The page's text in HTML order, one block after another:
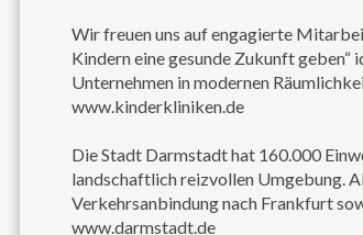
Wir freuen uns auf engagierte
Kindern eine gesunde Zukunft
Unternehmen in modernen
www.kinderkliniken.de
Die Stadt Darmstadt hat 160.000
landschaftlich reizvollen Umgebung.
Verkehrsanbindung nach Frankfurt
www.darmstadt.de